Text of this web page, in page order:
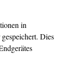
in
Dies